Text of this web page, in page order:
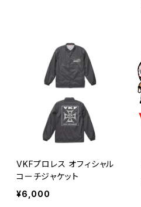
VKFプロレス オフィシャル
コーチジャケット
¥6,000